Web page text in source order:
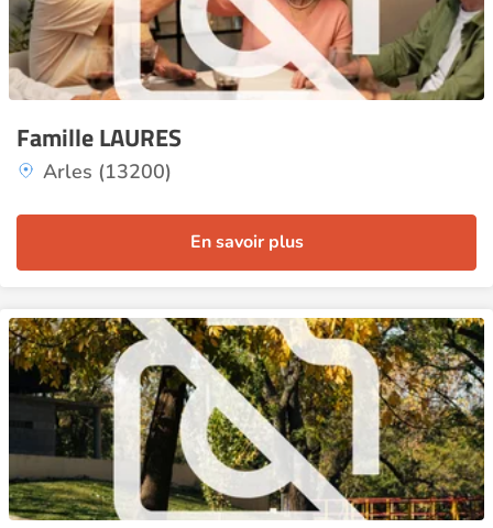
Famille LAURES
Arles (13200)
En savoir plus